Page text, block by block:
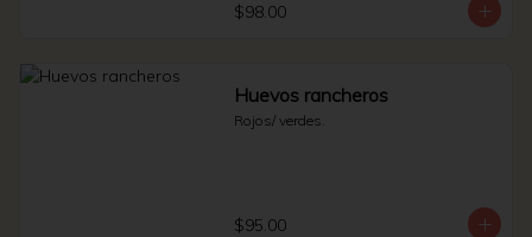
$98.00
Huevos rancheros
Rojos/ verdes.
$95.00